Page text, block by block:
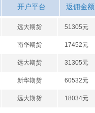
开户平台 返佣金额
远大期货 51305元
南华期货 17452元
远大期货 31305元
新华期货 60532元
远大期货 18034元